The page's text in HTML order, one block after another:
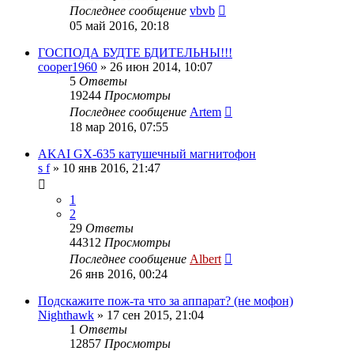
Последнее сообщение vbvb
05 май 2016, 20:18
ГОСПОДА БУДТЕ БДИТЕЛЬНЫ!!!
cooper1960 » 26 июн 2014, 10:07
5 Ответы
19244 Просмотры
Последнее сообщение Artem
18 мар 2016, 07:55
AKAI GX-635 катушечный магнитофон
s f» 10 янв 2016, 21:47
1
2
29 Ответы
44312 Просмотры
Последнее сообщение Albert
26 янв 2016, 00:24
Подскажите пож-та что за аппарат? (не мофон)
Nighthawk » 17 сен 2015, 21:04
1 Ответы
12857 Просмотры